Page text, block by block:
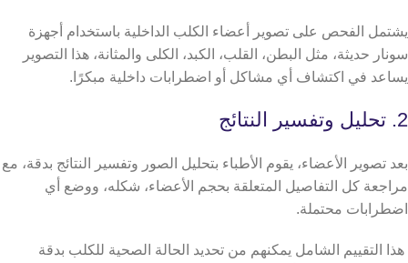
يشتمل الفحص على تصوير أعضاء الكلب الداخلية باستخدام أجهزة
سونار حديثة، مثل البطن، القلب، الكبد، الكلى والمثانة، هذا التصوير
يساعد في اكتشاف أي مشاكل أو اضطرابات داخلية مبكرًا.
2. تحليل وتفسير النتائج
بعد تصوير الأعضاء، يقوم الأطباء بتحليل الصور وتفسير النتائج بدقة، مع
مراجعة كل التفاصيل المتعلقة بحجم الأعضاء، شكله، ووضع أي
اضطرابات محتملة.
هذا التقييم الشامل يمكنهم من تحديد الحالة الصحية للكلب بدقة